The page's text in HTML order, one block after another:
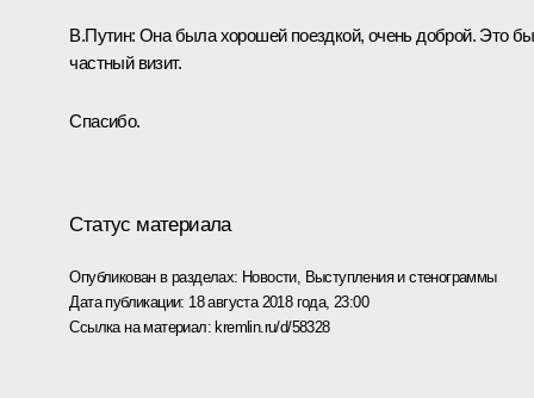
В.Путин: Она была хорошей поездкой, очень доброй. Это
частный визит.
Спасибо.
Статус материала
Опубликован в разделах: Новости, Выступления и стенограммы
Дата публикации: 18 августа 2018 года, 23:00
Ссылка на материал: kremlin.ru/d/58328